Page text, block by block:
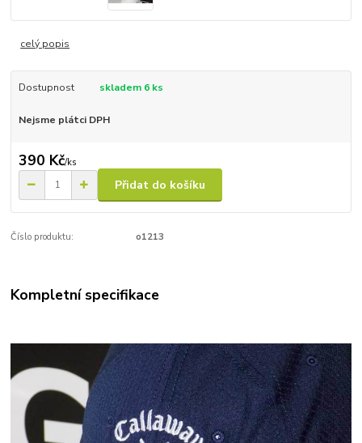
celý popis
Dostupnost skladem 6 ks
Nejsme plátci DPH
390 Kč/ks
Přidat do košíku
Číslo produktu: o1213
Kompletní specifikace